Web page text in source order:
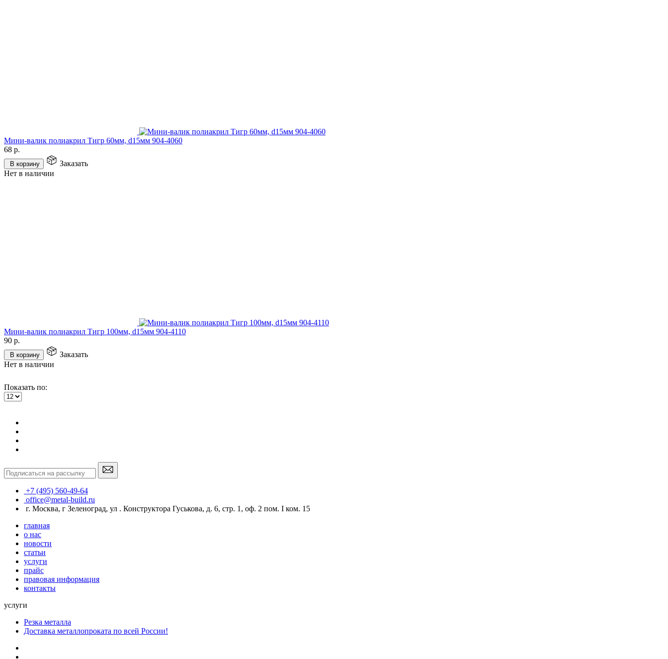
Мини-валик полиакрил Тигр 60мм, d15мм 904-4060
68 р.
В корзину
Заказать
Нет в наличии
Мини-валик полиакрил Тигр 100мм, d15мм 904-4110
90 р.
В корзину
Заказать
Нет в наличии
Показать по:
+7 (495) 560-49-64
office@metal-build.ru
г. Москва, г Зеленоград, ул . Конструктора Гуськова, д. 6, стр. 1, оф. 2 пом. I ком. 15
главная
о нас
новости
статьи
услуги
прайс
правовая информация
контакты
услуги
Резка металла
Доставка металлопроката по всей России!